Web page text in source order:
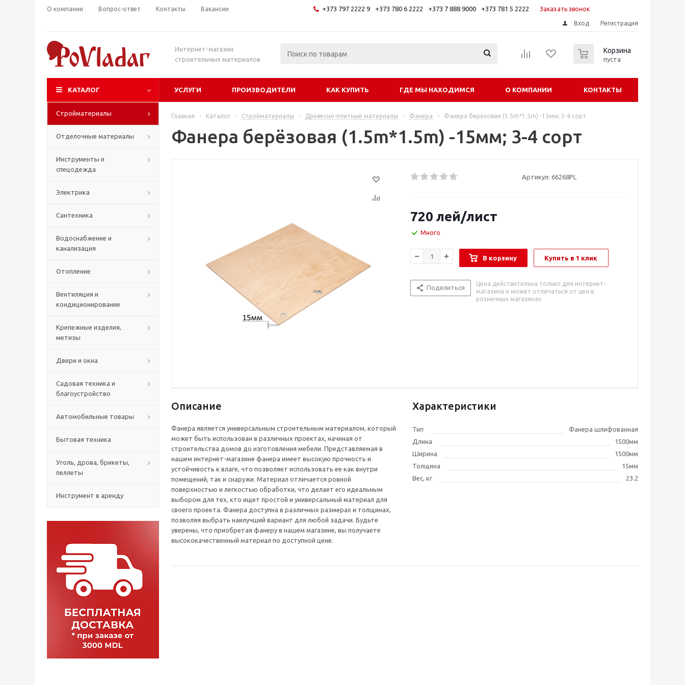
О компании Вопрос-ответ Контакты Вакансии +373 797 2222 9 +373 780 6 2222 +373 7 888 9000 +373 781 5 2222 Заказать звонок
Вход Регистрация
Интернет-магазин
строительных материалов
Корзина
пуста
КАТАЛОГ УСЛУГИ ПРОИЗВОДИТЕЛИ КАК КУПИТЬ ГДЕ МЫ НАХОДИМСЯ О КОМПАНИИ КОНТАКТЫ
Стройматериалы
Отделочные материалы
Инструменты и
спецодежда
Электрика
Сантехника
Водоснабжение и
канализация
Отопление
Вентиляция и
кондиционирование
Крепежные изделия,
метизы
Двери и окна
Садовая техника и
благоустройство
Автомобильные товары
Бытовая техника
Уголь, дрова, брикеты,
пеллеты
Инструмент в аренду
Главная - Каталог - Стройматериалы - Древесно-плитные материалы - Фанера - Фанера берёзовая (1.5m*1.5m) -15мм; 3-4 сорт
Фанера берёзовая (1.5m*1.5m) -15мм; 3-4 сорт
Артикул: 66268PL
720 лей/лист
Много
В корзину Купить в 1 клик
Поделиться
Цена действительна только для интернет-
магазина и может отличаться от цен в
розничных магазинах
Описание
Фанера является универсальным строительным материалом, который
может быть использован в различных проектах, начиная от
строительства домов до изготовления мебели. Представляемая в
нашем интернет-магазине фанера имеет высокую прочность и
устойчивость к влаге, что позволяет использовать ее как внутри
помещений, так и снаружи. Материал отличается ровной
поверхностью и легкостью обработки, что делает его идеальным
выбором для тех, кто ищет простой и универсальный материал для
своего проекта. Фанера доступна в различных размерах и толщинах,
позволяя выбрать наилучший вариант для любой задачи. Будьте
уверены, что приобретая фанеру в нашем магазине, вы получаете
высококачественный материал по доступной цене.
Характеристики
Тип
Фанера шлифованная
Длина
1500мм
Ширина
1500мм
Толщина
15мм
Вес, кг
23.2